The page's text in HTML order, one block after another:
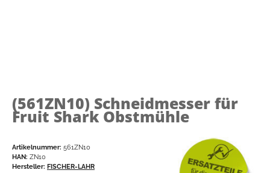
(561ZN10) Schneidmesser für
Fruit Shark Obstmühle
Artikelnummer: 561ZN10
HAN: ZN10
Hersteller: FISCHER-LAHR